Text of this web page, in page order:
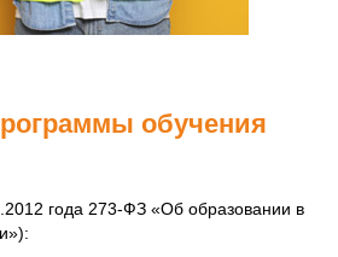
обучения
года 273-ФЗ «Об образовании в